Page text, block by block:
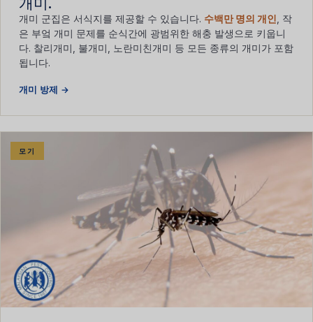
개미 군집은 서식지를 제공할 수 있습니다. 수백만 명의 개인, 작
은 부엌 개미 문제를 순식간에 광범위한 해충 발생으로 키웁니
다. 찰리개미, 불개미, 노란미친개미 등 모든 종류의 개미가 포함
됩니다.
개미 방제 →
모기